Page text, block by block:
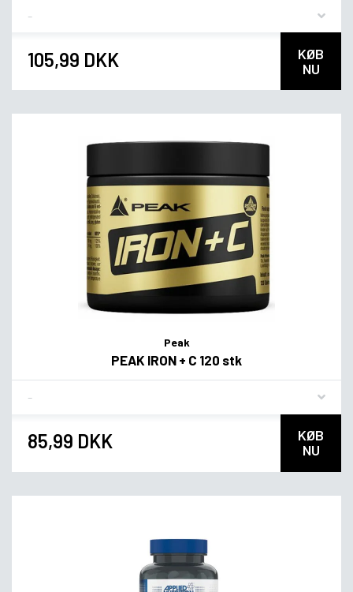
105,99 DKK
KØB
NU
Peak
PEAK IRON + C 120 stk
85,99 DKK
KØB
NU